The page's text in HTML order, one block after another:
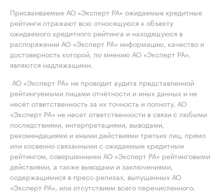
Присваиваемые АО «Эксперт РА» ожидаемые кредитные
рейтинги отражают всю относящуюся к объекту
ожидаемого кредитного рейтинга и находящуюся в
распоряжении АО «Эксперт РА» информацию, качество и
достоверность которой, по мнению АО «Эксперт РА»,
являются надлежащими.
АО «Эксперт РА» не проводит аудита представленной
рейтингуемыми лицами отчётности и иных данных и не
несёт ответственность за их точность и полноту. АО
«Эксперт РА» не несет ответственности в связи с любыми
последствиями, интерпретациями, выводами,
рекомендациями и иными действиями третьих лиц, прямо
или косвенно связанными с ожидаемым кредитным
рейтингом, совершенными АО «Эксперт РА» рейтинговыми
действиями, а также выводами и заключениями,
содержащимися в пресс-релизах, выпущенных АО
«Эксперт РА», или отсутствием всего перечисленного.